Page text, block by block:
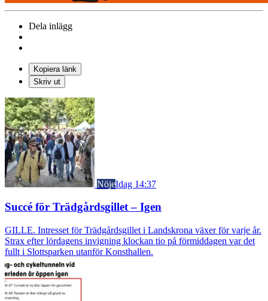
Dela inlägg
Kopiera länk
Skriv ut
NöjeIdag 14:37
Succé för Trädgårdsgillet – Igen
GILLE. Intresset för Trädgårdsgillet i Landskrona växer för varje år.
Strax efter lördagens invigning klockan tio på förmiddagen var det
fullt i Slottsparken utanför Konsthallen.